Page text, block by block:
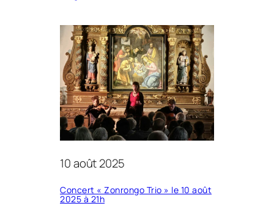
10 août 2025
Concert « Zonrongo Trio » le 10 août
2025 à 21h